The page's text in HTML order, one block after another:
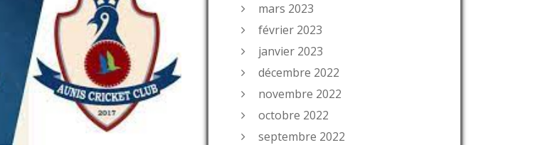
mars 2023
février 2023
janvier 2023
décembre 2022
novembre 2022
octobre 2022
septembre 2022